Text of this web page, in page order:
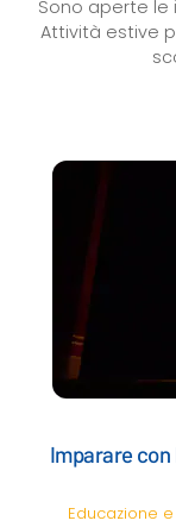
Sono aperte le
Attività estive
Imparare
Educazione